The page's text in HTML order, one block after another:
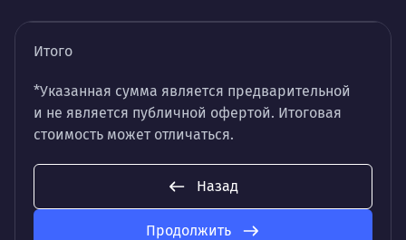
Итого
*Указанная сумма является предварительной
и не является публичной офертой. Итоговая
стоимость может отличаться.
Назад
Продолжить